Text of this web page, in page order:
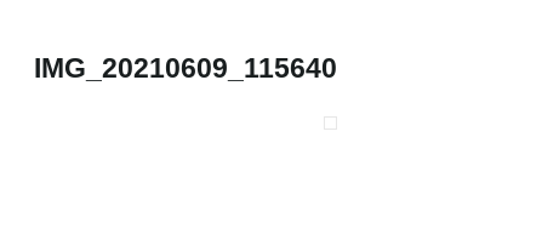
IMG_20210609_115640